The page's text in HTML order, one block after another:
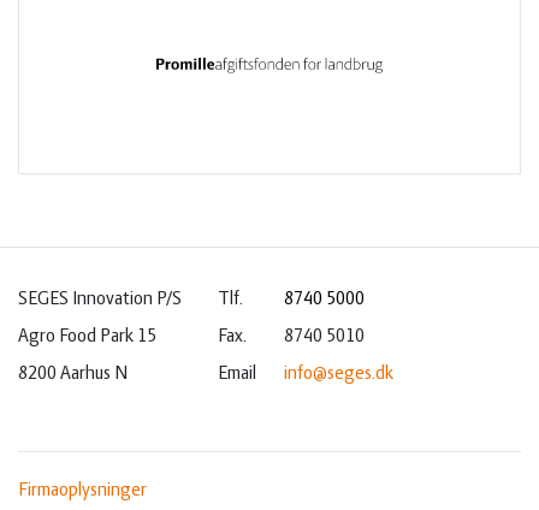
SEGES Innovation P/S
Agro Food Park 15
8200 Aarhus N
Tlf.
8740 5000
Fax.
8740 5010
Email
info@seges.dk
Firmaoplysninger